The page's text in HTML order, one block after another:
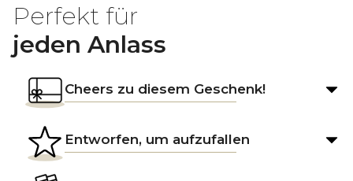
Perfekt für
jeden Anlass
Cheers zu diesem Geschenk!
Entworfen, um aufzufallen